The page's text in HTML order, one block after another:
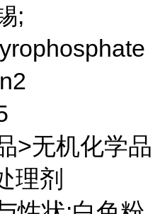
;
>无机化学品
理剂